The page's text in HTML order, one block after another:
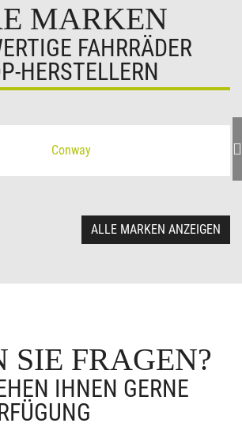
MARKEN
FAHRRÄDER
HERSTELLERN
ALLE MARKEN ANZEIGEN
SIE FRAGEN?
IHNEN GERNE